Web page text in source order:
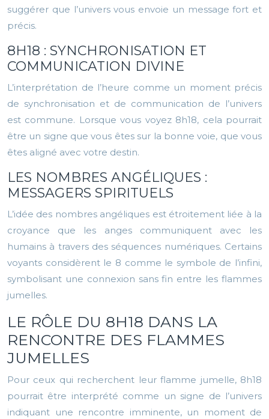
suggérer que l’univers vous envoie un message fort et
précis.
8H18 : SYNCHRONISATION ET
COMMUNICATION DIVINE
L’interprétation de l’heure comme un moment précis
de synchronisation et de communication de l’univers
est commune. Lorsque vous voyez 8h18, cela pourrait
être un signe que vous êtes sur la bonne voie, que vous
êtes aligné avec votre destin.
LES NOMBRES ANGÉLIQUES :
MESSAGERS SPIRITUELS
L’idée des nombres angéliques est étroitement liée à la
croyance que les anges communiquent avec les
humains à travers des séquences numériques. Certains
voyants considèrent le 8 comme le symbole de l’infini,
symbolisant une connexion sans fin entre les flammes
jumelles.
LE RÔLE DU 8H18 DANS LA
RENCONTRE DES FLAMMES
JUMELLES
Pour ceux qui recherchent leur flamme jumelle, 8h18
pourrait être interprété comme un signe de l’univers
indiquant une rencontre imminente, un moment de